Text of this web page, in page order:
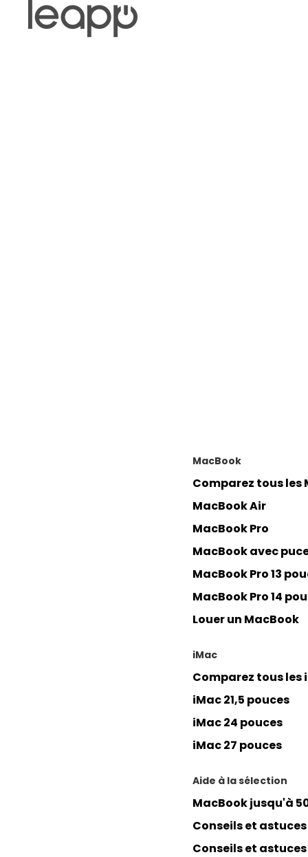
MacBook
Comparez tous les
MacBook Air
MacBook Pro
MacBook avec
MacBook Pro 13
MacBook Pro 14
Louer un MacBook
iMac
Comparez tous les
iMac 21,5 pouces
iMac 24 pouces
iMac 27 pouces
Aide à la sélection
MacBook jusqu'à
Conseils et
Conseils et